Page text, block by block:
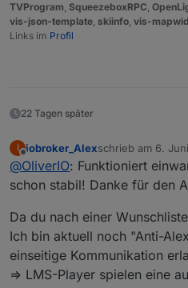
TVProgram, SqueezeboxRPC,
vis-json-template, skiinfo, vis-
Links im Profil
22 Tagen später
I
Offline
iobroker_Alexschrieb am 6.
zuletzt editiert von
@OliverIO: Funktioniert
schon stabil! Danke für den
Da du nach einer
Ich bin aktuell noch "Anti-
einseitige Kommunikation
=> LMS-Player spielen eine